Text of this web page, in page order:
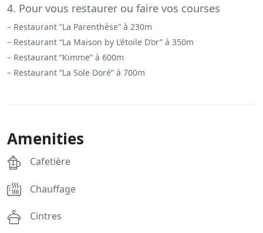
4. Pour vous restaurer ou faire vos courses
– Restaurant “La Parenthèse” à 230m
– Restaurant “La Maison by L’étoile D’or” à 350m
– Restaurant “Kimme” à 600m
– Restaurant “La Sole Doré” à 700m
Amenities
Cafetière
Chauffage
Cintres